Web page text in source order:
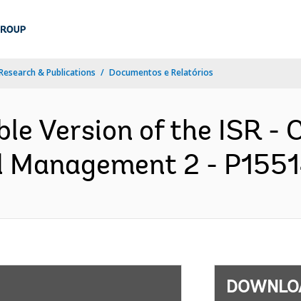
& Publications Documentos e Relatórios
Version of the ISR -
Management 2 -